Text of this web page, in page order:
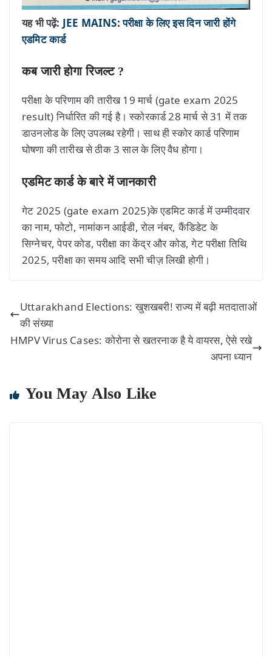
यह भी पढ़ें: JEE MAINS: परीक्षा के लिए इस दिन जारी होंगे
एडमिट कार्ड
कब जारी होगा रिजल्ट ?
परीक्षा के परिणाम की तारीख 19 मार्च (gate exam 2025
result) निर्धारित की गई है। स्कोरकार्ड 28 मार्च से 31 में तक
डाउनलोड के लिए उपलब्ध रहेगी। साथ ही स्कोर कार्ड परिणाम
घोषणा की तारीख से ठीक 3 साल के लिए वैध होगा।
एडमिट कार्ड के बारे में जानकारी
गेट 2025 (gate exam 2025)के एडमिट कार्ड में उम्मीदवार
का नाम, फोटो, नामांकन आईडी, रोल नंबर, कैंडिडेट के
सिग्नेचर, पेपर कोड, परीक्षा का केंद्र और कोड, गेट परीक्षा तिथि
2025, परीक्षा का समय आदि सभी चीज़ लिखी होगी।
Uttarakhand Elections: खुशखबरी! राज्य में बढ़ी मतदाताओं
की संख्या
HMPV Virus Cases: कोरोना से खतरनाक है ये वायरस, ऐसे रखे
अपना ध्यान
You May Also Like